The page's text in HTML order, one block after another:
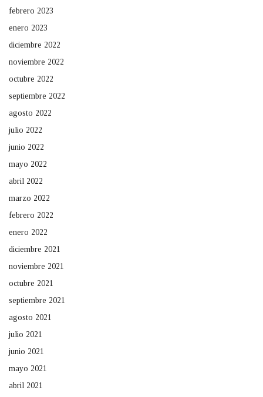
febrero 2023
enero 2023
diciembre 2022
noviembre 2022
octubre 2022
septiembre 2022
agosto 2022
julio 2022
junio 2022
mayo 2022
abril 2022
marzo 2022
febrero 2022
enero 2022
diciembre 2021
noviembre 2021
octubre 2021
septiembre 2021
agosto 2021
julio 2021
junio 2021
mayo 2021
abril 2021